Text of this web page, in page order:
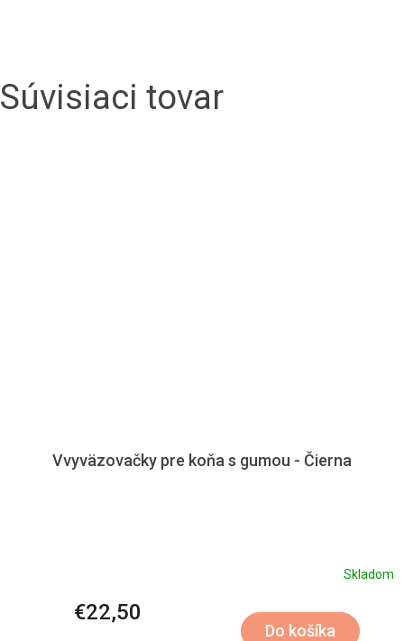
Súvisiaci tovar
Vvyväzovačky pre koňa s gumou - Čierna
Skladom
€22,50
Do košíka